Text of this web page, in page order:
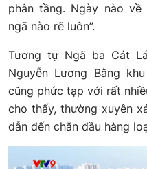
phân tầng. Ngày nào
ngã nào rẽ luôn”.
Tương tự Ngã ba Cát
Nguyễn Lương Bằng
cũng phức tạp với rất
cho thấy, thường xuyên
dẫn đến chắn đầu hàng